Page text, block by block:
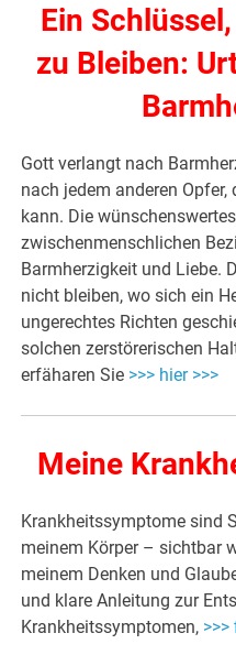
Ein
zu Bleiben:
Gott verlangt nach
nach jedem anderen
kann. Die
zwischenmenschlichen
Barmherzigkeit und Liebe.
nicht bleiben, wo sich ein
ungerechtes Richten
solchen zerstörerischen
erfäharen Sie >>> hier >>>
Meine
Krankheitssymptome sind
meinem Körper – sichtbar
meinem Denken und
und klare Anleitung zur
Krankheitssymptomen,